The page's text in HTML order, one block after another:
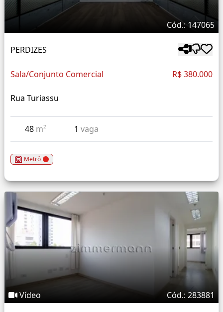
Cód.: 147065
PERDIZES
Sala/Conjunto Comercial R$ 380.000
Rua Turiassu
48 m² 1 vaga
Metrô
Vídeo Cód.: 283881